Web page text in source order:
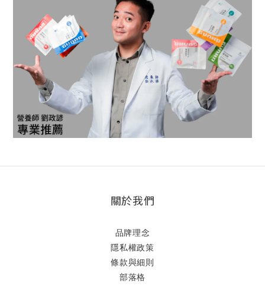
關於我們
品牌理念
隱私權政策
條款與細則
部落格